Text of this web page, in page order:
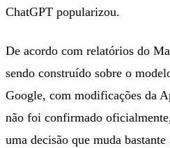
ChatGPT popularizou.
De acordo com relatórios do
sendo construído sobre o
Google, com modificações da
não foi confirmado
uma decisão que muda